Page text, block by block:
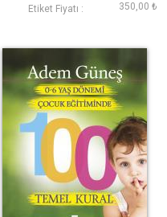
Etiket Fiyatı : 350,00 ₺